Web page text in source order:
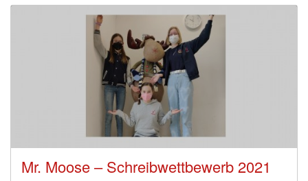
Mr. Moose – Schreibwettbewerb 2021